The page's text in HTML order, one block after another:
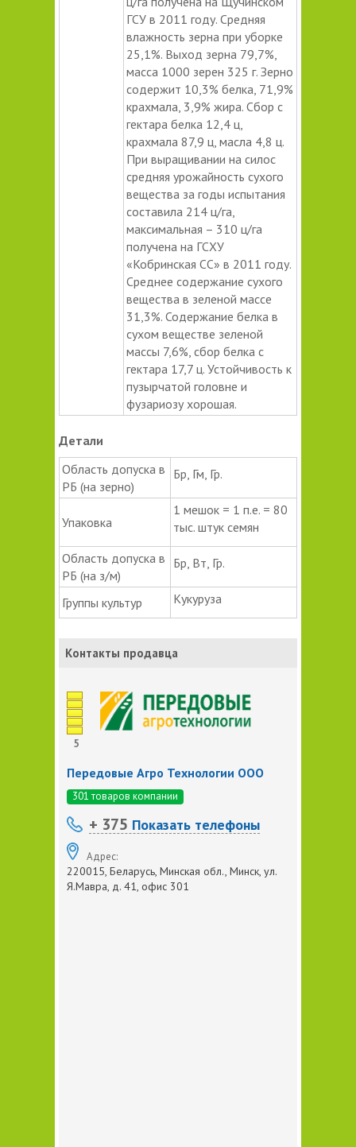
ГСУ в 2011 году. Средняя
влажность зерна при уборке
25,1%. Выход зерна 79,7%,
масса 1000 зерен 325 г. Зерно
содержит 10,3% белка, 71,9%
крахмала, 3,9% жира. Сбор с
гектара белка 12,4 ц,
крахмала 87,9 ц, масла 4,8 ц.
При выращивании на силос
средняя урожайность сухого
вещества за годы испытания
составила 214 ц/га,
максимальная – 310 ц/га
получена на ГСХУ
«Кобринская СС» в 2011 году.
Среднее содержание сухого
вещества в зеленой массе
31,3%. Содержание белка в
сухом веществе зеленой
массы 7,6%, сбор белка с
гектара 17,7 ц. Устойчивость к
пузырчатой головне и
фузариозу хорошая.
Детали
Область допуска в
РБ (на зерно)
Бр, Гм, Гр.
Упаковка
1 мешок = 1 п.е. = 80
тыс. штук семян
Область допуска в
РБ (на з/м)
Бр, Вт, Гр.
Группы культур Кукуруза
Контакты продавца
5
Передовые Агро Технологии ООО
301 товаров компании
+ 375 Показать телефоны
Адрес:
220015, Беларусь, Минская обл., Минск, ул.
Я.Мавра, д. 41, офис 301